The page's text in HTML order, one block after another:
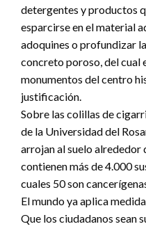
detergentes y productos
esparcirse en el material
adoquines o profundizar
concreto poroso, del cual
monumentos del centro
justificación.
Sobre las colillas de
de la Universidad del
arrojan al suelo alrededor
contienen más de 4.000
cuales 50 son
El mundo ya aplica
Que los ciudadanos sean